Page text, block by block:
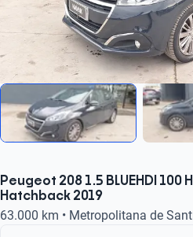
Peugeot 208 1.5 BLUEHDI 100
Hatchback 2019
63.000 km • Metropolitana de